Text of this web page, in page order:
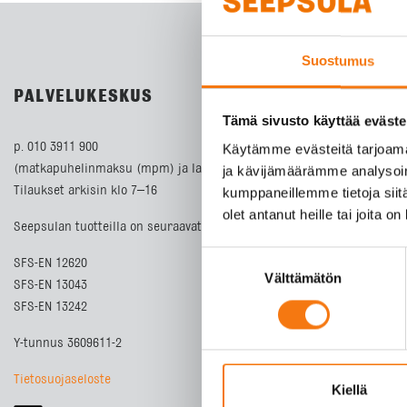
Suostumus
Tämä sivusto käyttää
Käytämme evästeitä
ja kävijämäärämme
kumppaneillemme tietoja
olet antanut heille tai joita
Välttämätön
Kiellä
PALVELUKESKUS
p. 010 3911 900
(matkapuhelinmaksu (mpm) ja lankapuhelimella
Tilaukset arkisin klo 7–16
Seepsulan tuotteilla on seuraavat laatusertifikaatit:
SFS-EN 12620
SFS-EN 13043
SFS-EN 13242
Y-tunnus 3609611-2
Tietosuojaseloste